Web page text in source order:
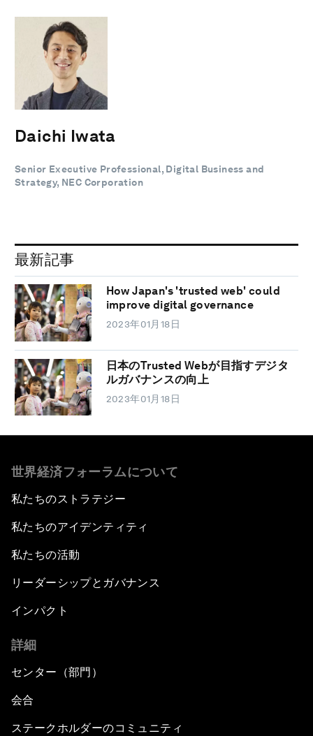
Daichi Iwata
Senior Executive Professional, Digital Business and
Strategy, NEC Corporation
最新記事
How Japan's 'trusted web' could
improve digital governance
2023年01月18日
日本のTrusted Webが目指すデジタ
ルガバナンスの向上
2023年01月18日
世界経済フォーラムについて
私たちのストラテジー
私たちのアイデンティティ
私たちの活動
リーダーシップとガバナンス
インパクト
詳細
センター（部門）
会合
ステークホルダーのコミュニティ